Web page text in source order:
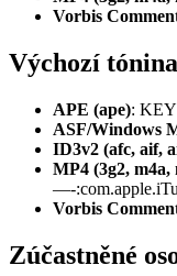
Vorbis
Výchozí tónina
APE (ape): KEY
ASF/Windows
ID3v2 (afc, aif,
MP4 (3g2, m4a,
—-
Vorbis
Zúčastněné